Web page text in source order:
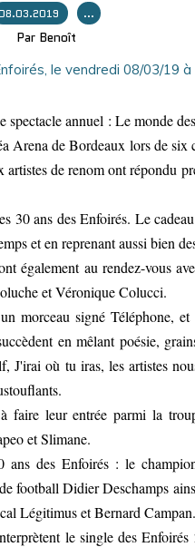
…
Par Benoît
annuel : Le monde
de Bordeaux lors de six
de renom ont répondu
30 ans des Enfoirés. Le
et en reprenant aussi bien
également au rendez-vous
et Véronique Colucci.
morceau signé Téléphone, et
en mêlant poésie,
où tu iras, les artistes
leur entrée parmi la
et Slimane.
ans des Enfoirés : le
football Didier Deschamps
Légitimus et Bernard Campan.
le single des